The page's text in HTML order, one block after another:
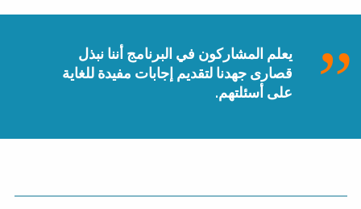
يعلم المشاركون في البرنامج أننا نبذل
قصارى جهدنا لتقديم إجابات مفيدة للغاية
على أسئلتهم.